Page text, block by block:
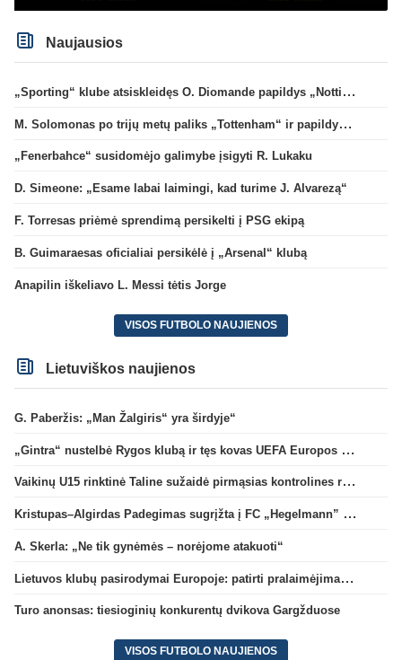
Naujausios
„Sporting“ klube atsiskleidęs O. Diomande papildys „Nottingham“ gretas
M. Solomonas po trijų metų paliks „Tottenham“ ir papildys „West Ham“ klubą
„Fenerbahce“ susidomėjo galimybe įsigyti R. Lukaku
D. Simeone: „Esame labai laimingi, kad turime J. Alvarezą“
F. Torresas priėmė sprendimą persikelti į PSG ekipą
B. Guimaraesas oficialiai persikėlė į „Arsenal“ klubą
Anapilin iškeliavo L. Messi tėtis Jorge
VISOS FUTBOLO NAUJIENOS
Lietuviškos naujienos
G. Paberžis: „Man Žalgiris“ yra širdyje“
„Gintra“ nustelbė Rygos klubą ir tęs kovas UEFA Europos taurės atrankoje
Vaikinų U15 rinktinė Taline sužaidė pirmąsias kontrolines rungtynes
Kristupas–Algirdas Padegimas sugrįžta į FC „Hegelmann” B sudėtį
A. Skerla: „Ne tik gynėmės – norėjome atakuoti“
Lietuvos klubų pasirodymai Europoje: patirti pralaimėjimai Kroatijos atstovams
Turo anonsas: tiesioginių konkurentų dvikova Gargžduose
VISOS FUTBOLO NAUJIENOS